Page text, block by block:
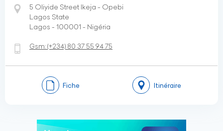
5 Oliyide Street Ikeja - Opebi
Lagos State
Lagos - 100001 - Nigéria
Gsm:(+234) 80 37 55 94 75
Fiche Itinéraire